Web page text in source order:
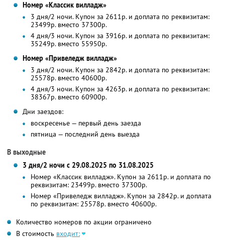
Номер «Классик вилладж»
3 дня/2 ночи. Купон за 2611р. и доплата по реквизитам:
23499р. вместо 37300р.
4 дня/3 ночи. Купон за 3916р. и доплата по реквизитам:
35249р. вместо 55950р.
Номер «Привеледж вилладж»
3 дня/2 ночи. Купон за 2842р. и доплата по реквизитам:
25578р. вместо 40600р.
4 дня/3 ночи. Купон за 4263р. и доплата по реквизитам:
38367р. вместо 60900р.
Дни заездов:
воскресенье — первый день заезда
пятница — последний день выезда
В выходные
3 дня/2 ночи с 29.08.2025 по 31.08.2025
Номер «Классик вилладж». Купон за 2611р. и доплата по
реквизитам: 23499р. вместо 37300р.
Номер «Привеледж вилладж». Купон за 2842р. и доплата
по реквизитам: 25578р. вместо 40600р.
Количество номеров по акции ограничено
В стоимость входит: